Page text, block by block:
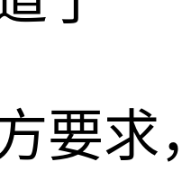
要求，